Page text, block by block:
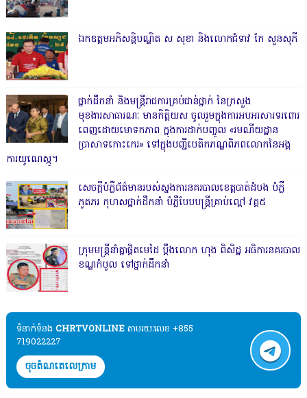
ឯកឧត្តមអភិសន្តិបណ្ឌិត ស សុខា និងលោកជំទាវ កែ សួនសុភី
ថ្នាក់ដឹកនាំ និងមន្ត្រីរាជការគ្រប់ជាន់ថ្នាក់ នៃក្រសួង
មុខងារសាធារណៈ មានកិត្តិយស ចូលរួមក្នុងការអបអរសារទរពោរ
ពេញដោយមោទកភាព ក្នុងការដាក់បញ្ចូល «រមណីយដ្ឋាន
ប្រាសាទកោះកេរ» ទៅក្នុងបញ្ជីបេតិកភណ្ឌពិភពលោកនៃអង្គ
ការយូណេស្កូ។
សេចក្តីបំភ្លឺព័ត៌មានរបស់ស្នងការនគរបាលខេត្តបាត់ដំបង បំភ្លឺ
ភូតភរ កុហសថ្នាក់ដឹកនាំ បំភ្លឺបែបបន្ត្រីគ្រាប់ល្ពៅ វគ្គ៥
ក្រុមមន្ត្រីនាំគ្នាផ្ដិតមេដៃ ប្ដឹងលោក ហុង ពិសិដ្ឋ អធិការនគរបាល
ខណ្ឌកំបូល ទៅថ្នាក់ដឹកនាំ
ទំនាក់ទំនង​​ CHRTVONLINE តាមរយៈលេខ +855
719022227
ចុចតំណតេលេក្រាម